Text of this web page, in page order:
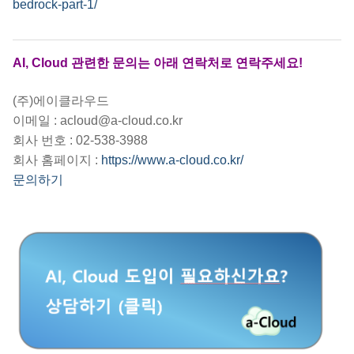
bedrock-part-1/
AI, Cloud 관련한 문의는 아래 연락처로 연락주세요!
(주)에이클라우드
이메일 : acloud@a-cloud.co.kr
회사 번호 : 02-538-3988
회사 홈페이지 : https://www.a-cloud.co.kr/
문의하기